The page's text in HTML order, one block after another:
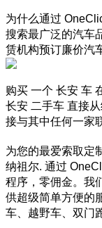
为什么通过
搜索最广泛的汽车
赁机构预订廉价汽
购买 一个 长安 车
长安 二手车 直接
接与其中任何一家
为您的最爱索取定
纳祖尔. 通过
程序，零佣金。我
供超级简单方便的
车、越野车、双门